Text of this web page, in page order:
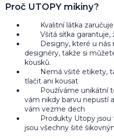
Proč UTOPY mikiny?
Kvalitní látka zaručuje
Všitá síťka garantuje,
Designy, které u nás
designéry, takže si
kousků.
Nemá všité etikety,
tlačit ani kousat
Používáme unikátní
vám nikdy barvu nepustí
vám vezme dech
Produkty Utopy jsou
jsou všechny šité